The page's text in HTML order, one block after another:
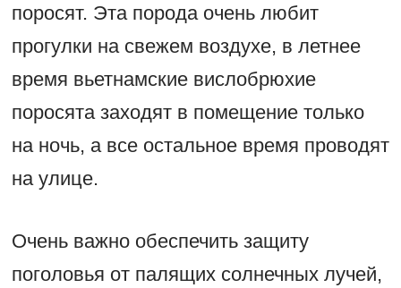
поросят. Эта порода очень любит
прогулки на свежем воздухе, в летнее
время вьетнамские вислобрюхие
поросята заходят в помещение только
на ночь, а все остальное время проводят
на улице.
Очень важно обеспечить защиту
поголовья от палящих солнечных лучей,